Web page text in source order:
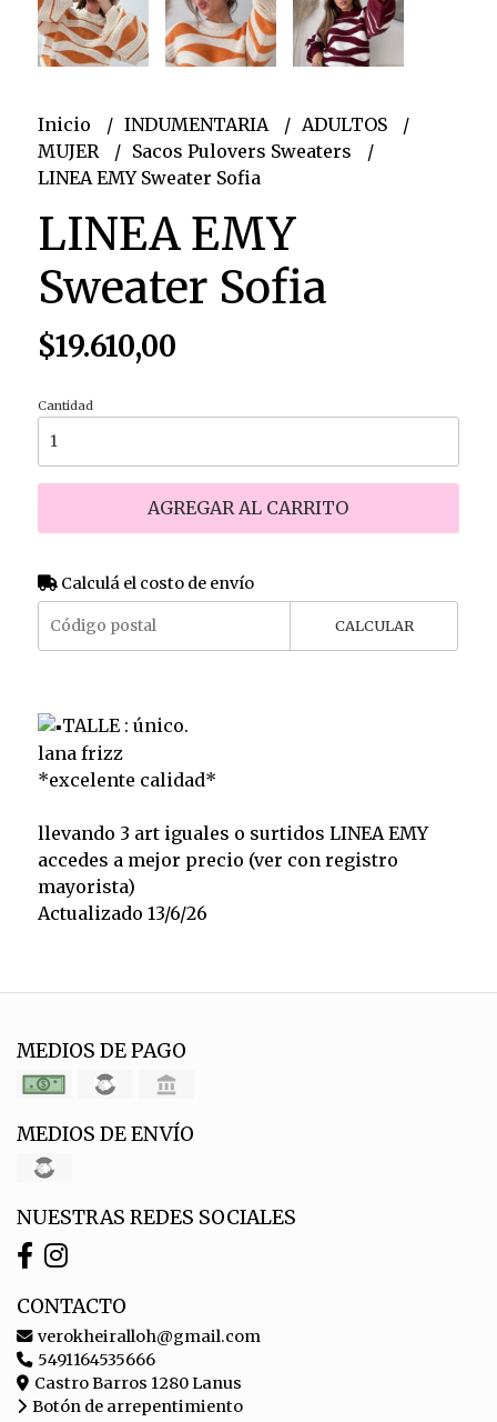
Inicio INDUMENTARIA
ADULTOS
MUJER
Sacos Pulovers Sweaters
LINEA EMY Sweater Sofia
LINEA EMY
Sweater Sofia
$19.610,00
Cantidad
AGREGAR AL CARRITO
Calculá el costo de envío
CALCULAR
TALLE : único.
lana frizz
*excelente calidad*
llevando 3 art iguales o surtidos LINEA EMY
accedes a mejor precio (ver con registro
mayorista)
Actualizado 13/6/26
MEDIOS DE PAGO
MEDIOS DE ENVÍO
NUESTRAS REDES SOCIALES
CONTACTO
verokheiralloh@gmail.com
5491164535666
Castro Barros 1280 Lanus
Botón de arrepentimiento